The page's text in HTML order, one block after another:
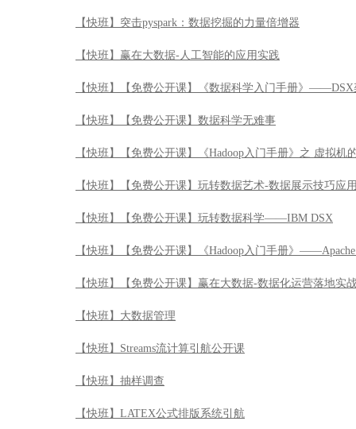
【快班】突击pyspark：数据挖掘的力量倍增器
【快班】赢在大数据-人工智能的应用实践
【快班】【免费公开课】《数据科学入门手册》
【快班】【免费公开课】数据科学无难事
【快班】【免费公开课】《Hadoop入门手册》之 虚拟机
【快班】【免费公开课】玩转数据艺术-数据展示技巧应
【快班】【免费公开课】玩转数据科学——IBM DSX
【快班】【免费公开课】《Hadoop入门手册》
【快班】【免费公开课】赢在大数据-数据化运营落地实
【快班】大数据管理
【快班】Streams流计算引航公开课
【快班】抽样调查
【快班】LATEX公式排版系统引航